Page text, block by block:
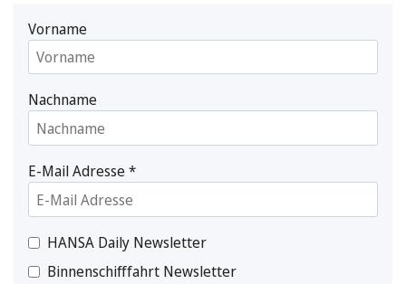
Vorname
Nachname
E-Mail Adresse*
HANSA Daily Newsletter
Binnenschifffahrt Newsletter